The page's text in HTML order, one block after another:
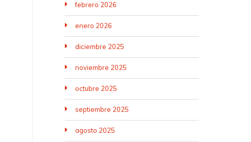
febrero 2026
enero 2026
diciembre 2025
noviembre 2025
octubre 2025
septiembre 2025
agosto 2025